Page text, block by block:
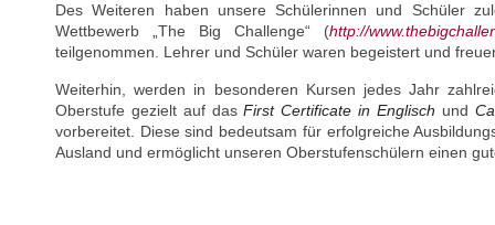
Des Weiteren haben unsere Schülerinnen und Schüler
Wettbewerb „The Big Challenge“ (http://
teilgenommen. Lehrer und Schüler waren begeistert und
Weiterhin, werden in besonderen Kursen jedes Jahr
Oberstufe gezielt auf dasFirst Certificate in Englisch und
vorbereitet. Diese sind bedeutsam für erfolgreiche
Ausland und ermöglicht unseren Oberstufenschülern einen